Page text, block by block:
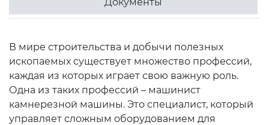
В мире строительства и добычи полезных
ископаемых существует множество профессий,
каждая из которых играет свою важную роль.
Одна из таких профессий – машинист
камнерезной машины. Это специалист, который
управляет сложным оборудованием для